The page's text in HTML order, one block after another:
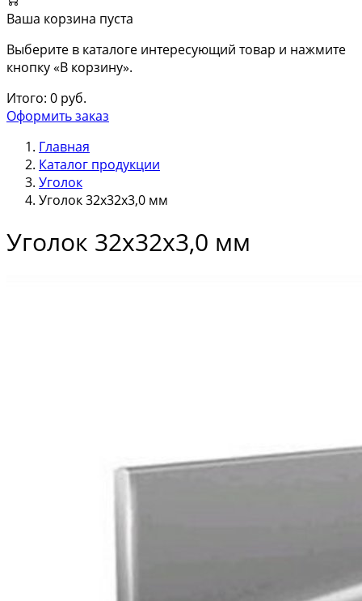
Ваша корзина пуста
Выберите в каталоге интересующий товар и нажмите
кнопку «В корзину».
Итого: 0 руб.
Оформить заказ
Главная
Каталог продукции
Уголок
Уголок 32х32х3,0 мм
Уголок 32х32х3,0 мм